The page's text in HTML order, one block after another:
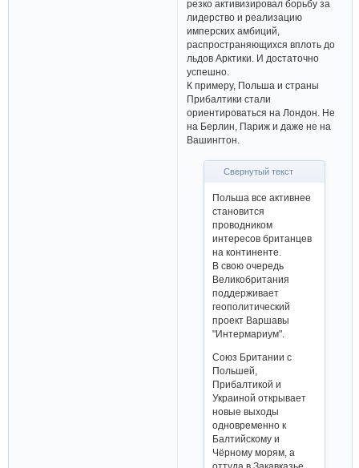
резко активизировал борьбу за
лидерство и реализацию
имперских амбиций,
распространяющихся вплоть до
льдов Арктики. И достаточно
успешно.
К примеру, Польша и страны
Прибалтики стали
ориентироваться на Лондон. Не
на Берлин, Париж и даже не на
Вашингтон.
Свернутый текст
Польша все активнее
становится
проводником
интересов британцев
на континенте.
В свою очередь
Великобритания
поддерживает
геополитический
проект Варшавы
"Интермариум".
Союз Британии с
Польшей,
Прибалтикой и
Украиной открывает
новые выходы
одновременно к
Балтийскому и
Чёрному морям, а
оттуда в Закавказье.